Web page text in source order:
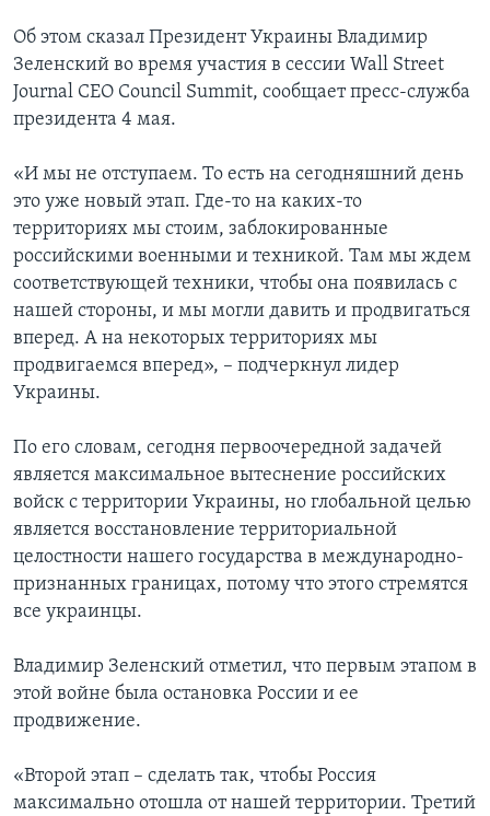
Об этом сказал Президент Украины Владимир
Зеленский во время участия в сессии Wall Street
Journal CEO Council Summit, сообщает пресс-служба
президента 4 мая.
«И мы не отступаем. То есть на сегодняшний день
это уже новый этап. Где-то на каких-то
территориях мы стоим, заблокированные
российскими военными и техникой. Там мы ждем
соответствующей техники, чтобы она появилась с
нашей стороны, и мы могли давить и продвигаться
вперед. А на некоторых территориях мы
продвигаемся вперед», – подчеркнул лидер
Украины.
По его словам, сегодня первоочередной задачей
является максимальное вытеснение российских
войск с территории Украины, но глобальной целью
является восстановление территориальной
целостности нашего государства в международно-
признанных границах, потому что этого стремятся
все украинцы.
Владимир Зеленский отметил, что первым этапом в
этой войне была остановка России и ее
продвижение.
«Второй этап – сделать так, чтобы Россия
максимально отошла от нашей территории. Третий